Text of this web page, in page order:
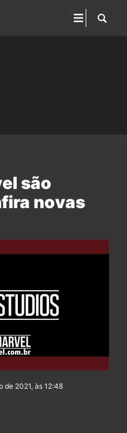
são
novas
de 2021, às 12:48